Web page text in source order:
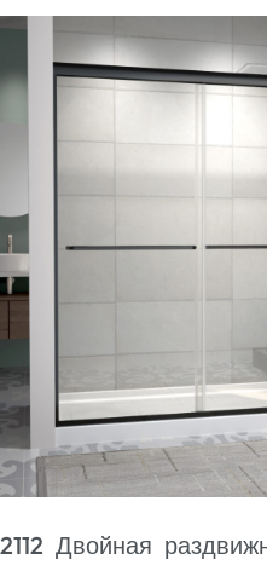
JK2712D Одинарная